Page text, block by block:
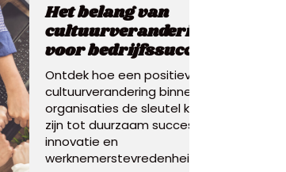
Het belang van
cultuurverandering
voor bedrijfssucces
Ontdek hoe een positieve
cultuurverandering binnen
organisaties de sleutel kan
zijn tot duurzaam succes,
innovatie en
werknemerstevredenheid.